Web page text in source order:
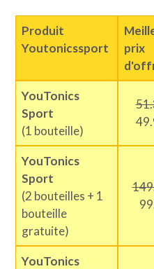
Produit
Youtonicssport
prix
YouTonics
Sport
(1 bouteille)
YouTonics
Sport
(2 bouteilles + 1
bouteille
gratuite)
YouTonics